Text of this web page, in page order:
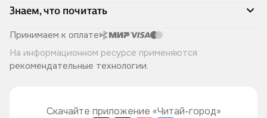
Доставка и оплата
Программа лояльности
Подарочные сертификаты
Правила продажи
Политика конфиденциальности
Адреса магазинов
Книжный Дозор
О компании
Читай-город для бизнеса
Хотите у нас работать?
Знаем, что почитать
Скоро в продаже
Лучшие из лучших
Читай-журнал
Принимаем к оплате
На информационном ресурсе применяются
рекомендательные технологии.
Скачайте приложение «Читай-город»